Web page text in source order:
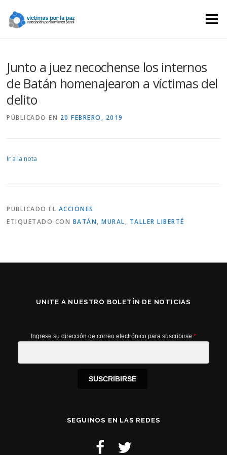
contenido
Menú
Junto a juez necochense los internos
de Batán homenajearon a víctimas del
delito
PÚBLICADO EN 20 FEBRERO, 2019
Ir a la nota
PUBLICADO EL ACCIONES
ETIQUETADO CON BATÁN,MURAL, TALLER LIBERTÉ
UNITE A NUESTRO BOLETÍN DE NOTICIAS
Ingrese su dirección de correo electrónico para suscribirse *
SUSCRIBIRSE
SEGUINOS EN LAS REDES